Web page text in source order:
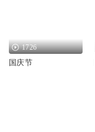
1726
国庆节